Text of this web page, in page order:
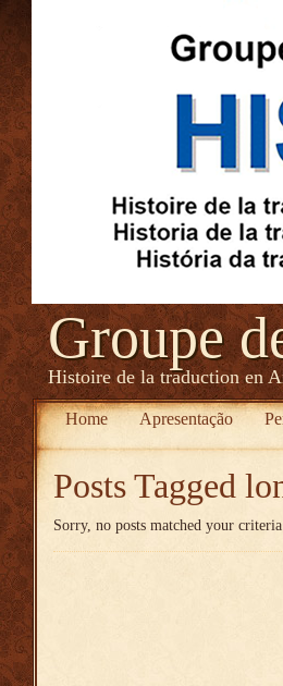
Groupe
Histoire de la traduction en
Home Apresentação
Posts Tagged
Sorry, no posts matched your